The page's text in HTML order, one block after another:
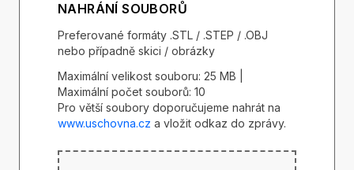
NAHRÁNÍ SOUBORŮ
Preferované formáty .STL / .STEP / .OBJ
nebo případně skici / obrázky
Maximální velikost souboru: 25 MB |
Maximální počet souborů: 10
Pro větší soubory doporučujeme nahrát na
www.uschovna.cz a vložit odkaz do zprávy.